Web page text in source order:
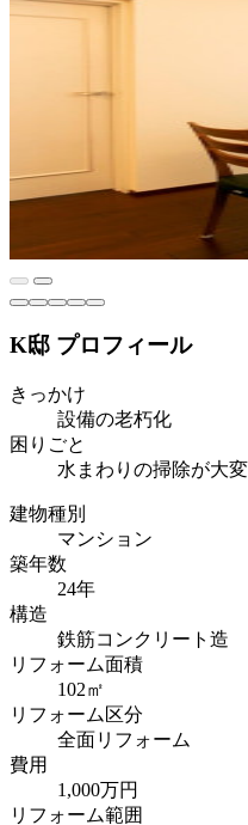
K邸 プロフィール
きっかけ
設備の老朽化
困りごと
水まわりの掃除が大変
建物種別
マンション
築年数
24年
構造
鉄筋コンクリート造
リフォーム面積
102㎡
リフォーム区分
全面リフォーム
費用
1,000万円
リフォーム範囲